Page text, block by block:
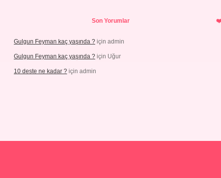
Son Yorumlar
Gulgun Feyman kaç yaşında ? için admin
Gulgun Feyman kaç yaşında ? için Uğur
10 deste ne kadar ? için admin